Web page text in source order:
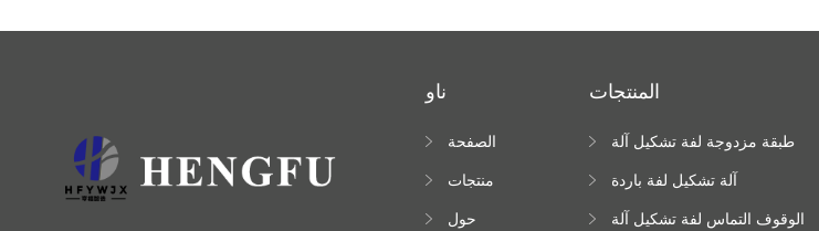
ناو
الصفحة
منتجات
حول
المنتجات
طبقة مزدوجة لفة تشكيل آلة
آلة تشكيل لفة باردة
الوقوف التماس لفة تشكيل آلة